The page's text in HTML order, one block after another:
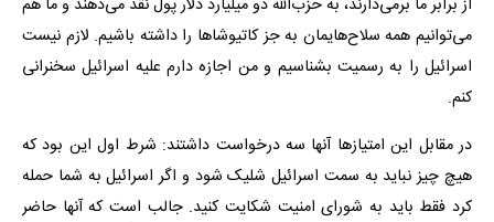
از برابر ما برمی‌دارند، به حزب‌الله دو میلیارد دلار پول نقد می‌دهند و ما هم
می‌توانیم همه سلاح‌هایمان به جز کاتیوشاها را داشته باشیم. لازم نیست
اسرائیل را به رسمیت بشناسیم و من اجازه دارم علیه اسرائیل سخنرانی
کنم.
در مقابل این امتیازها آنها سه درخواست داشتند: شرط اول این بود که
هیچ چیز نباید به سمت اسرائیل شلیک شود و اگر اسرائیل به شما حمله
کرد فقط باید به شورای امنیت شکایت کنید. جالب است که آنها حاضر